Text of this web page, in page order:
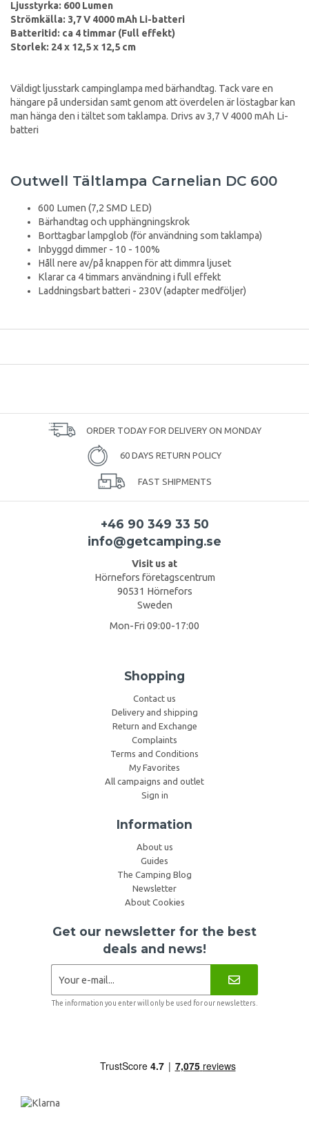
Ljusstyrka: 600 Lumen
Strömkälla: 3,7 V 4000 mAh Li-batteri
Batteritid: ca 4 timmar (Full effekt)
Storlek: 24 x 12,5 x 12,5 cm
Väldigt ljusstark campinglampa med bärhandtag. Tack vare en
hängare på undersidan samt genom att överdelen är löstagbar kan
man hänga den i tältet som taklampa. Drivs av 3,7 V 4000 mAh Li-
batteri
Outwell Tältlampa Carnelian DC 600
600 Lumen (7,2 SMD LED)
Bärhandtag och upphängningskrok
Borttagbar lampglob (för användning som taklampa)
Inbyggd dimmer - 10 - 100%
Håll nere av/på knappen för att dimmra ljuset
Klarar ca 4 timmars användning i full effekt
Laddningsbart batteri - 230V (adapter medföljer)
ORDER TODAY FOR DELIVERY ON MONDAY
60 DAYS RETURN POLICY
FAST SHIPMENTS
+46 90 349 33 50
info@getcamping.se
Visit us at
Hörnefors företagscentrum
90531 Hörnefors
Sweden
Mon-Fri 09:00-17:00
Shopping
Contact us
Delivery and shipping
Return and Exchange
Complaints
Terms and Conditions
My Favorites
All campaigns and outlet
Sign in
Information
About us
Guides
The Camping Blog
Newsletter
About Cookies
Get our newsletter for the best
deals and news!
The information you enter will only be used for our newsletters.